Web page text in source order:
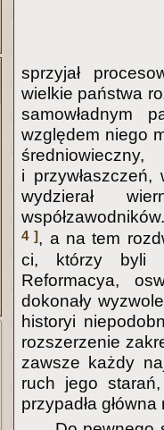
sprzyjał
wielkie państwa
samowładnym
względem niego
i
wydzierał
4 ], a na tem
ci, którzy byli
Reformacya,
dokonały
historyi
rozszerzenie
zawsze każdy
ruch jego
przypadła